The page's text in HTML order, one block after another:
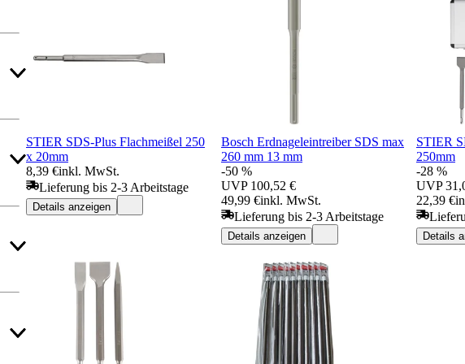
STIER SDS-Plus Flachmeißel 250
x 20mm
8,39 €inkl. MwSt.
Lieferung bis 2-3 Arbeitstage
Details anzeigen
Bosch Erdnageleintreiber SDS max
260 mm 13 mm
-50 %
UVP 100,52 €
49,99 €inkl. MwSt.
Lieferung bis 2-3 Arbeitstage
Details anzeigen
STIER
250mm
-28 %
UVP
22,39 €
Details